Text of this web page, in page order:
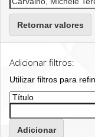
Retornar valores
Adicionar filtros:
Utilizar filtros para